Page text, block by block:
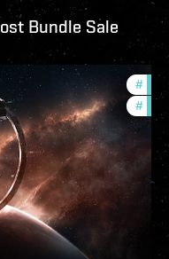
Bundle Sale
#
#